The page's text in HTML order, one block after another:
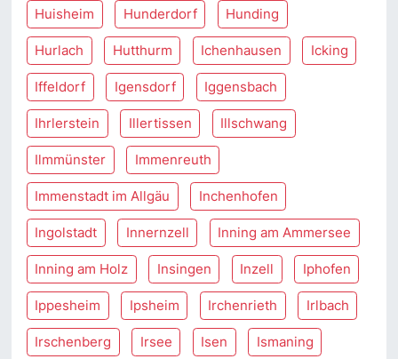
Huisheim Hunderdorf Hunding
Hurlach Hutthurm Ichenhausen Icking
Iffeldorf Igensdorf Iggensbach
Ihrlerstein Illertissen Illschwang
Ilmmünster Immenreuth
Immenstadt im Allgäu Inchenhofen
Ingolstadt Innernzell Inning am Ammersee
Inning am Holz Insingen Inzell Iphofen
Ippesheim Ipsheim Irchenrieth Irlbach
Irschenberg Irsee Isen Ismaning